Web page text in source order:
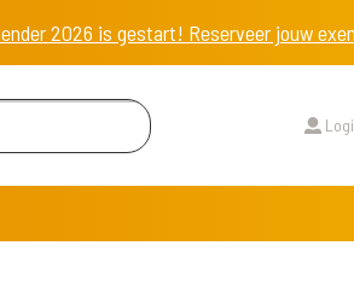
2026 is gestart! Reserveer jouw